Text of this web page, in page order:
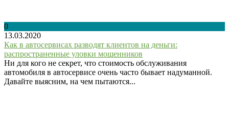
0
13.03.2020
Как в автосервисах разводят клиентов на деньги:
распространенные уловки мошенников
Ни для кого не секрет, что стоимость обслуживания
автомобиля в автосервисе очень часто бывает надуманной.
Давайте выясним, на чем пытаются...